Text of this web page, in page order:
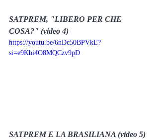
SATPREM, "LIBERO PER CHE
COSA?" (video 4)
https://youtu.be/6nDc50BPVkE?
si=e9Kbi4O8MQCzv9pD
SATPREM E LA BRASILIANA (video 5)